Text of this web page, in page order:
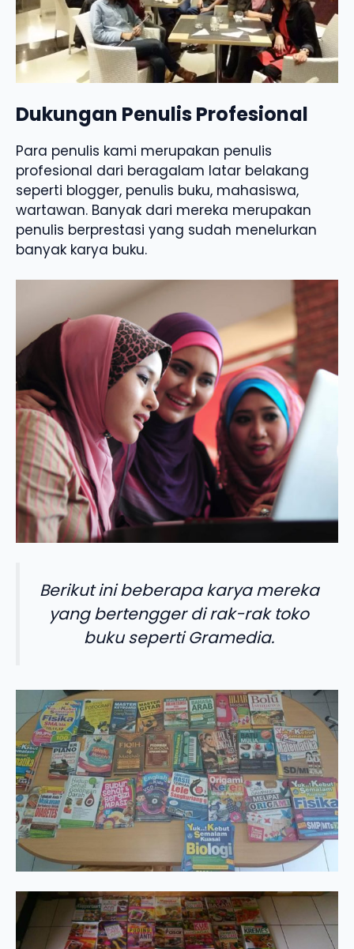
Dukungan Penulis Profesional
Para penulis kami merupakan penulis
profesional dari beragalam latar belakang
seperti blogger, penulis buku, mahasiswa,
wartawan. Banyak dari mereka merupakan
penulis berprestasi yang sudah menelurkan
banyak karya buku.
Berikut ini beberapa karya mereka
yang bertengger di rak-rak toko
buku seperti Gramedia.